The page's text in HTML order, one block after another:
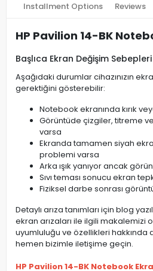
Installment Options Reviews
HP Pavilion 14-BK
Başlıca Ekran Değişim Sebepleri
Aşağıdaki durumlar cihazınızın
gerektiğini gösterebilir:
Notebook ekranında kırık
Görüntüde çizgiler, titreme
varsa
Ekranda tamamen siyah
problemi varsa
Arka ışık yanıyor ancak
Sıvı teması sonucu ekran
Fiziksel darbe sonrası
Detaylı arıza tanımları için blog
ekran arızaları ile ilgili makalemizi
uyumluluğu ve özellikleri
hemen bizimle iletişime geçin.
HP Pavilion 14-BK Notebook